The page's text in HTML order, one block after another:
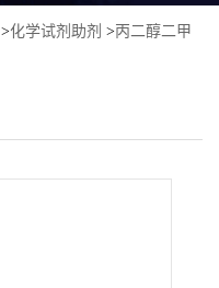
>化学试剂助剂 >丙二醇二甲